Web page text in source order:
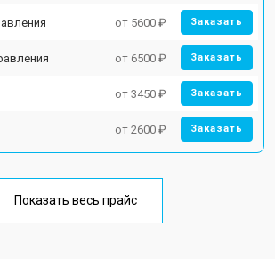
от 5600 ₽ Заказать
от 6500 ₽ Заказать
от 3450 ₽ Заказать
от 2600 ₽ Заказать
Показать весь прайс